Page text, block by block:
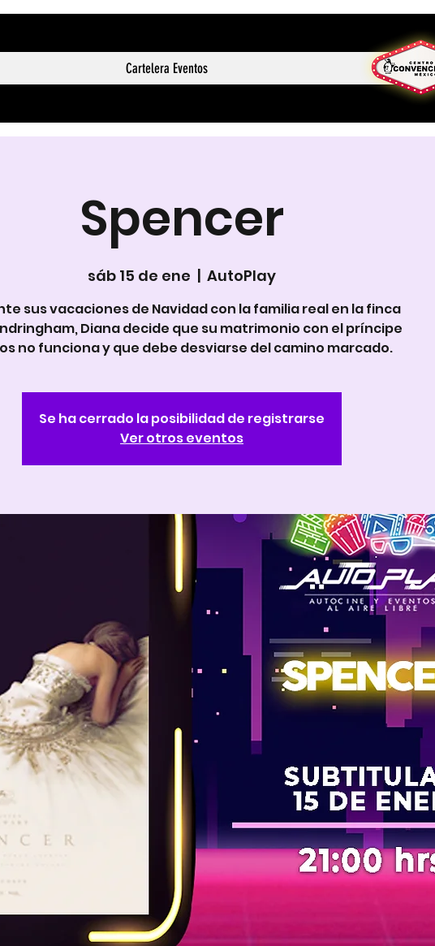
Cartelera Eventos
Spencer
sáb 15 de ene
  |
AutoPlay
sus vacaciones de Navidad con la familia real en la finca
Diana decide que su matrimonio con el príncipe
no funciona y que debe desviarse del camino marcado.
Se ha cerrado la posibilidad de registrarse
Ver otros eventos